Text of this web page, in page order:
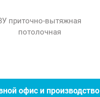
приточно-вытяжная
потолочная
офис и производство